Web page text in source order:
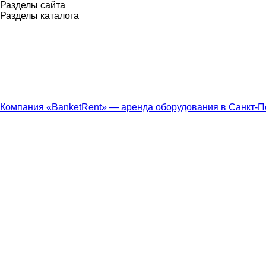
Разделы сайта
Разделы каталога
Компания «BanketRent» — аренда оборудования в Санкт-